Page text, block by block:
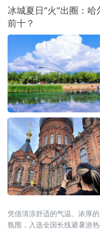
冰城夏日“火”出圈：
前十？
凭借清凉舒适的气温、浓厚
氛围，入选全国长线避暑游